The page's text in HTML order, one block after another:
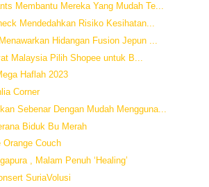
Membantu Mereka Yang Mudah Te...
Mendedahkan Risiko Kesihatan...
Hidangan Fusion Jepun ...
Malaysia Pilih Shopee untuk B...
Haflah 2023
Corner
Sebenar Dengan Mudah Mengguna...
Biduk Bu Merah
Orange Couch
, Malam Penuh ‘Healing’
SuriaVolusi